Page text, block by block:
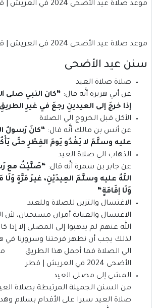
موعد صلاة عيد الأضحى 2024 في العريش | قطر.
موعد صلاة عيد الأضحى 2024 في العريش | قطر
سنن عيد الأضحى
صلاة صلاة العيد
عن أبي هريرة أنَّه قال: “كان النبي صلى
إذا خرجَ إلى العيدينِ رجعَ في غيرِ
الأكل قبل الخروج الي الصلاة
عن أنس بن مالك أنَّه قال: “كانَ رَسولُ
عليه وسلَّمَ لا يَغْدُو يَومَ الفِطْرِ حتَّى
الذهاب الي صلاة العيد
عن جابر بن سمرة أنَّه قال: “صَلَّيْتُ مع
اللَّهُ عليه وسلَّمَ العِيدَيْنِ، غيرَ مَرَّةٍ وَلَا
وَلَا إقَامَةٍ“
الاغتسال والتزين للصلاة وللعيد
الاغتسال والعناية أمران مستحبان،
الله عنهم لم يذهبوا إلى المصلى إلا إذا
لذلك يجب أن نظهر فرحتنا وسرورنا في
الي الصلاة فما أجمل هذا الطريق
الأضحى 2024 في العريش | قطر
المشي إلى مصلى العيد
من السنن الجميلة المرتبطة بصلاة
صلاة العيد سيرا على الأقدام بسلام